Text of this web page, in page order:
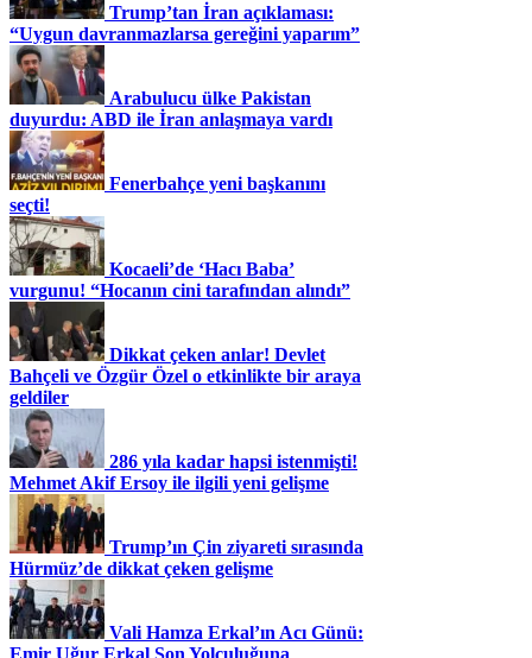
Trump’tan İran açıklaması:
“Uygun davranmazlarsa gereğini yaparım”
Arabulucu ülke Pakistan
duyurdu: ABD ile İran anlaşmaya vardı
Fenerbahçe yeni başkanını
seçti!
Kocaeli’de ‘Hacı Baba’
vurgunu! “Hocanın cini tarafından alındı”
Dikkat çeken anlar! Devlet
Bahçeli ve Özgür Özel o etkinlikte bir araya
geldiler
286 yıla kadar hapsi istenmişti!
Mehmet Akif Ersoy ile ilgili yeni gelişme
Trump’ın Çin ziyareti sırasında
Hürmüz’de dikkat çeken gelişme
Vali Hamza Erkal’ın Acı Günü:
Emir Uğur Erkal Son Yolculuğuna